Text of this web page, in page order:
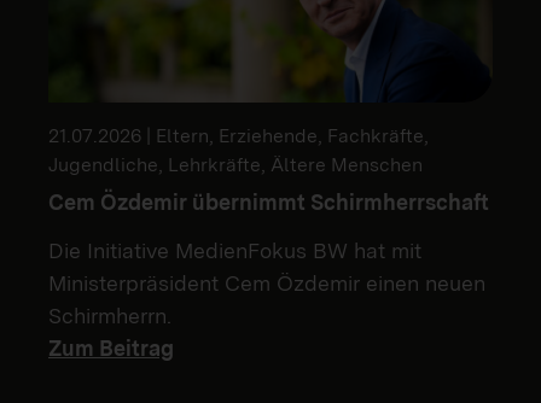
21.07.2026 | Eltern, Erziehende, Fachkräfte,
Jugendliche, Lehrkräfte, Ältere Menschen
Cem Özdemir übernimmt Schirmherrschaft
Die Initiative MedienFokus BW hat mit
Ministerpräsident Cem Özdemir einen neuen
Schirmherrn.
Zum Beitrag